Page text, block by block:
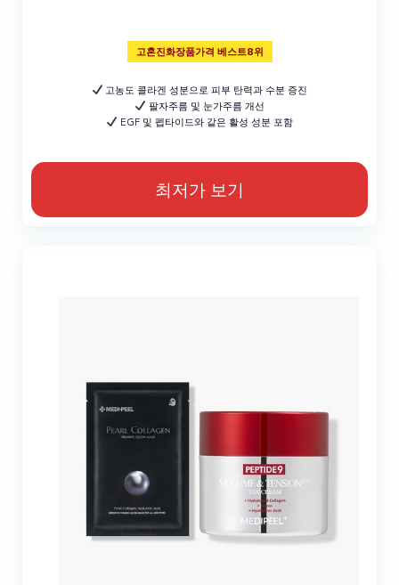
고혼진화장품가격 베스트8위
고농도 콜라겐 성분으로 피부 탄력과 수분 증진
팔자주름 및 눈가주름 개선
EGF 및 펩타이드와 같은 활성 성분 포함
최저가 보기